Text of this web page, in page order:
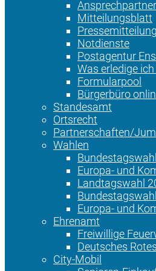
Mitteilungsblatt
Notdienste
Postagentur
Was erledige
Formularpool
Bürgerbüro
Standesamt
Ortsrecht
Partnerschaften/
Wahlen
Europa- und
Landtagswahl
Europa- und
Ehrenamt
Freiwillige
Deutsches
City-Mobil